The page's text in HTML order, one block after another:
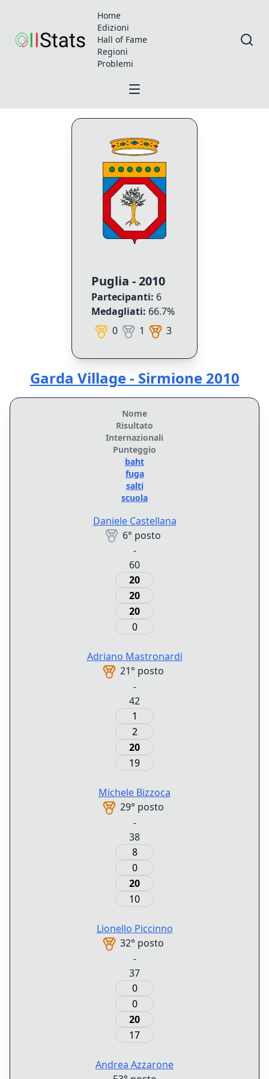
Home
Edizioni
Hall of Fame
Regioni
Problemi
Puglia - 2010
Partecipanti: 6
Medagliati: 66.7%
0
1 3
Garda Village - Sirmione 2010
Nome
Risultato
Internazionali
Punteggio
baht
fuga
salti
scuola
Daniele Castellana
6° posto
-
60
20
20
20
0
Adriano Mastronardi
21° posto
-
42
1
2
20
19
Michele Bizzoca
29° posto
-
38
8
0
20
10
Lionello Piccinno
32° posto
-
37
0
0
20
17
Andrea Azzarone